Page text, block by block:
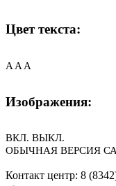
Цвет текста:
A A A
Изображения:
ВКЛ. ВЫКЛ.
ОБЫЧНАЯ ВЕРСИЯ
Контакт центр: 8